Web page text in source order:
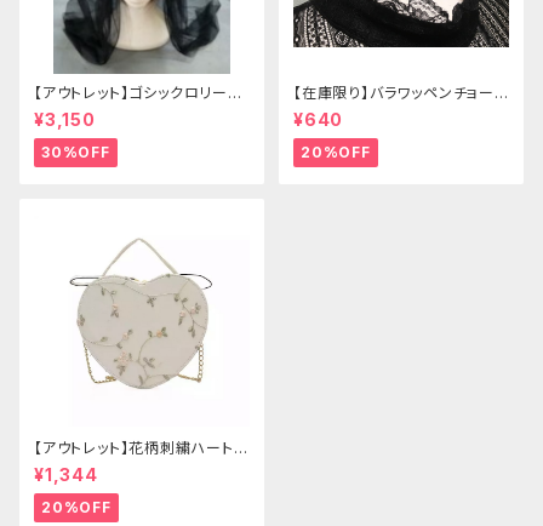
【アウトレット】ゴシックロリータ
ゴールドクラウン＆ホーン(ヴェ
ール付き)
¥3,150
30%OFF
【在庫限り】バラワッペンチョーカ
ー
¥640
20%OFF
【アウトレット】花柄刺繍ハートバ
ッグ
¥1,344
20%OFF